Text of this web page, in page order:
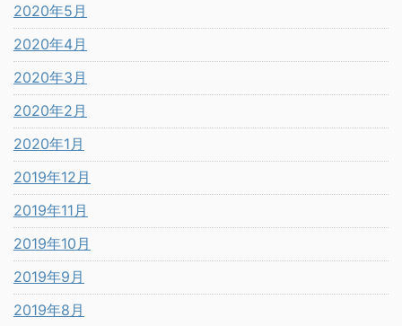
2020年5月
2020年4月
2020年3月
2020年2月
2020年1月
2019年12月
2019年11月
2019年10月
2019年9月
2019年8月